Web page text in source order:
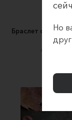
Браслет с
Арт-бутик
Но